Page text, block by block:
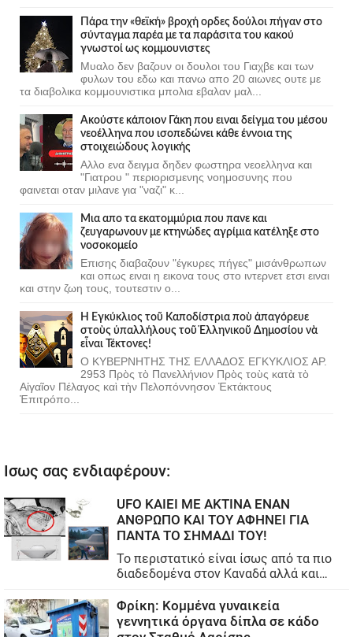
Πάρα την «θεϊκή» βροχή ορδες δούλοι πήγαν στο
σύνταγμα παρέα με τα παράσιτα του κακού
γνωστοί ως κομμουνιστες
Μυαλο δεν βαζουν οι δουλοι του Γιαχβε και των
φυλων του εδω και πανω απο 20 αιωνες ουτε με
τα διαβολικα κομμουνιστικα μπολια εβαλαν μαλ...
Ακούστε κάποιον Γάκη που ειναι δείγμα του μέσου
νεοέλληνα που ισοπεδώνει κάθε έννοια της
στοιχειώδους λογικής
Αλλο ενα δειγμα δηδεν φωστηρα νεοελληνα και
"Γιατρου " περιορισμενης νοημοσυνης που
φαινεται οταν μιλανε για "ναζι" κ...
Μια απο τα εκατομμύρια που πανε και
ζευγαρωνουν με κτηνώδες αγρίμια κατέληξε στο
νοσοκομείο
Επισης διαβαζουν "έγκυρες πήγες" μισάνθρωπων
και οπως ειναι η εικονα τους στο ιντερνετ ετσι ειναι
και στην ζωη τους, τουτεστιν ο...
Ἡ Ἐγκύκλιος τοῦ Καποδίστρια ποὺ ἀπαγόρευε
στοὺς ὑπαλλήλους τοῦ Ἑλληνικοῦ Δημοσίου νὰ
εἶναι Τέκτονες!
Ο ΚΥΒΕΡΝΗΤΗΣ ΤΗΣ ΕΛΛΑΔΟΣ ΕΓΚΥΚΛΙΟΣ ΑΡ.
2953 Πρὸς τὸ Πανελλήνιον Πρὸς τοὺς κατὰ τὸ
Αἰγαῖον Πέλαγος καὶ τὴν Πελοπόννησον Ἐκτάκτους
Ἐπιτρόπο...